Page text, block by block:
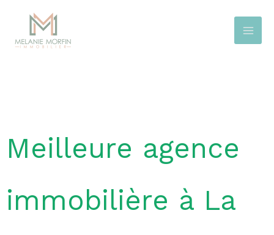
contenu
Meilleure agence
immobilière à La